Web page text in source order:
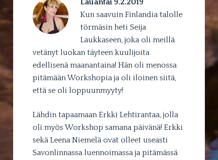
Lauantai 9.2.2019
Kun saavuin Finlandia talolle
törmäsin heti Seija
Laukkaseen, joka oli meillä
vetänyt luokan täyteen kuulijoita
edellisenä maanantaina! Hän oli menossa
pitämään Workshopia ja oli iloinen siitä,
että se oli loppuunmyyty!
Lähdin tapaamaan Erkki Lehtirantaa, jolla
oli myös Workshop samana päivänä! Erkki
sekä Leena Niemelä ovat olleet useasti
Savonlinnassa luennoimassa ja pitämässä